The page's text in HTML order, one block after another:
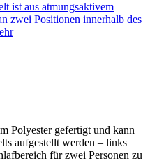
ist aus atmungsaktivem
zwei Positionen innerhalb des
Polyester gefertigt und kann
aufgestellt werden – links
für zwei Personen zu